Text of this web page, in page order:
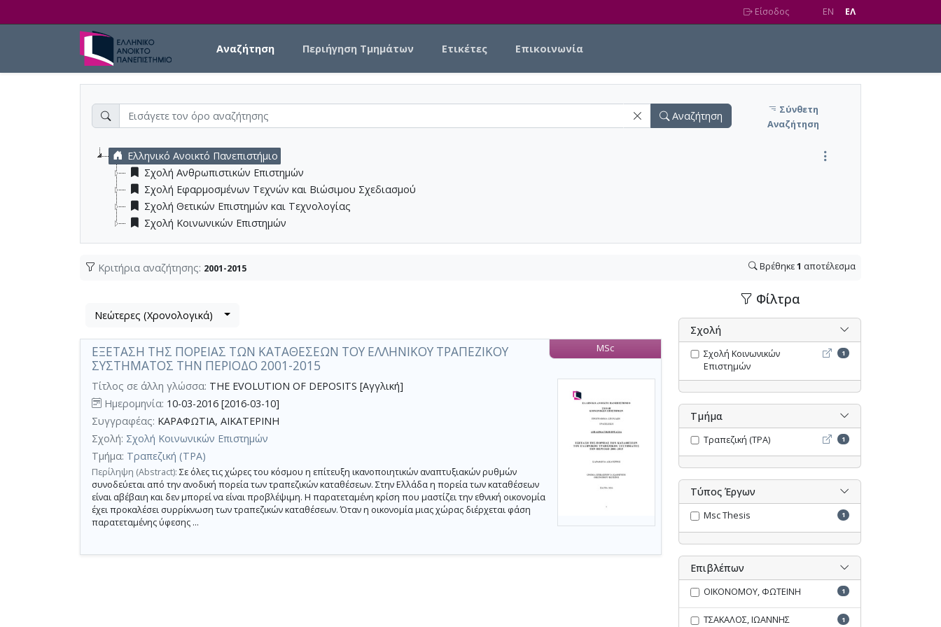
Είσοδος EN EΛ
Αναζήτηση Περιήγηση Τμημάτων Ετικέτες Επικοινωνία
Αναζήτηση
Σύνθετη
Αναζήτηση
Ελληνικό Ανοικτό Πανεπιστήμιο
Σχολή Ανθρωπιστικών Επιστημών
Σχολή Εφαρμοσμένων Τεχνών και Βιώσιμου Σχεδιασμού
Σχολή Θετικών Επιστημών και Τεχνολογίας
Σχολή Κοινωνικών Επιστημών
Κριτήρια αναζήτησης: 2001-2015 Βρέθηκε1 αποτέλεσμα
Βρέθηκε
αποτέλεσμα
,
σύνολο
σελίδων
1.
Εφαρμοζόμενα
κριτήρια
αναζήτησης:
2001-
2015
Ακύρωση
των
κριτηρίων
αναζήτησης
Περιορισμός
Λίστα
τα
αποτελέσματα
αναζήτησης:
Νεώτερες (Χρονολογικά)
ΕΞΕΤΑΣΗ ΤΗΣ ΠΟΡΕΙΑΣ ΤΩΝ ΚΑΤΑΘΕΣΕΩΝ ΤΟΥ ΕΛΛΗΝΙΚΟΥ ΤΡΑΠΕΖΙΚΟΥ
ΣΥΣΤΗΜΑΤΟΣ ΤΗΝ ΠΕΡΙΟΔΟ 2001-2015
MSc
Τίτλος σε άλλη γλώσσα: THE EVOLUTION OF DEPOSITS [Αγγλική]
Ημερομηνία: 10-03-2016 [2016-03-10]
Συγγραφέας: ΚΑΡΑΦΩΤΙΑ, ΑΙΚΑΤΕΡΙΝΗ
Σχολή: Σχολή Κοινωνικών Επιστημών
Τμήμα: Τραπεζική (ΤΡΑ)
Περίληψη (Abstract): Σε όλες τις χώρες του κόσμου η επίτευξη ικανοποιητικών αναπτυξιακών ρυθμών
συνοδεύεται από την ανοδική πορεία των τραπεζικών καταθέσεων. Στην Ελλάδα η πορεία των καταθέσεων
είναι αβέβαιη και δεν μπορεί να είναι προβλέψιμη. Η παρατεταμένη κρίση που μαστίζει την εθνική οικονομία
έχει προκαλέσει συρρίκνωση των τραπεζικών καταθέσεων. Όταν η οικονομία μιας χώρας διέρχεται φάση
παρατεταμένης ύφεσης ...
Φίλτρα
Σχολή
Σχολή Κοινωνικών
Επιστημών
Σχολή Κοινωνικών
1
Τμήμα
Τραπεζική (ΤΡΑ) Τραπεζική (ΤΡΑ) - Opac
1
Τύπος Έργων
Msc Thesis 1
Επιβλέπων
ΟΙΚΟΝΟΜΟΥ, ΦΩΤΕΙΝΗ 1
ΤΣΑΚΑΛΟΣ, ΙΩΑΝΝΗΣ 1